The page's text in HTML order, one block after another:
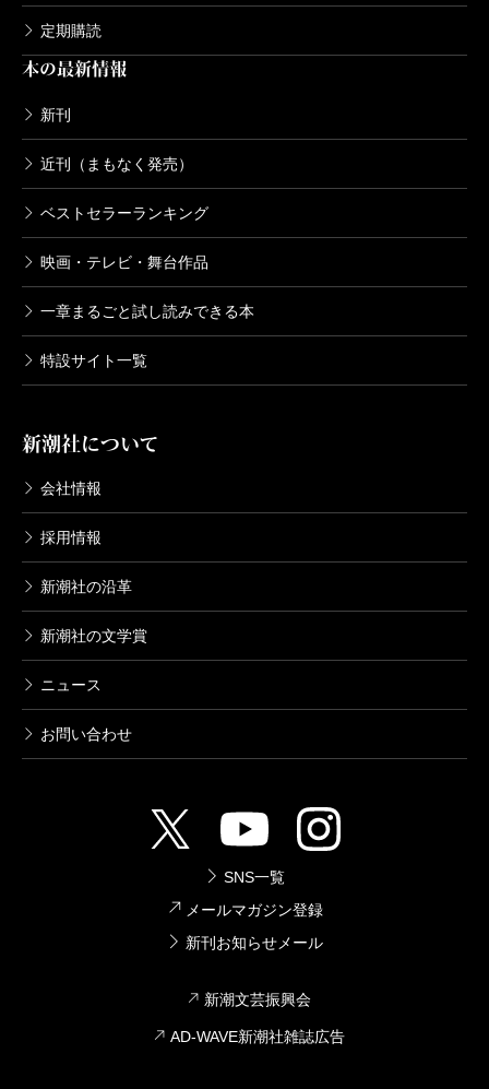
定期購読
本の最新情報
新刊
近刊（まもなく発売）
ベストセラーランキング
映画・テレビ・舞台作品
一章まるごと試し読みできる本
特設サイト一覧
新潮社について
会社情報
採用情報
新潮社の沿革
新潮社の文学賞
ニュース
お問い合わせ
SNS一覧
メールマガジン登録
新刊お知らせメール
新潮文芸振興会
AD-WAVE新潮社雑誌広告